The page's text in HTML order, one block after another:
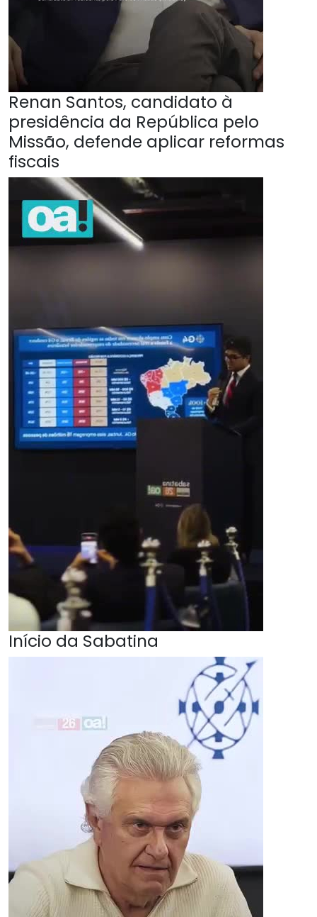
Renan Santos, candidato à
presidência da República pelo
Missão, defende aplicar reformas
fiscais
Início da Sabatina